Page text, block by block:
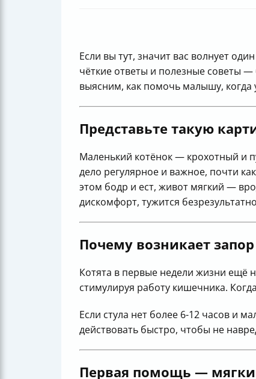
Если вы тут, значит вас волнует
чёткие ответы и полезные советы
выясним, как помочь малышу,
Представьте такую
Маленький котёнок — крохотный и
дело регулярное и важное, почти
этом бодр и ест, живот мягкий —
дискомфорт, тужится
Почему возникает
Котята в первые недели жизни ещё
стимулируя работу кишечника.
Если стула нет более 6-12 часов и
действовать быстро, чтобы не
Первая помощь —